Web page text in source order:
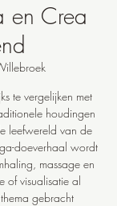
en Crea
te vergelijken met
houdingen
leefwereld van de
doeverhaal wordt
massage en
of visualisatie al
gebracht